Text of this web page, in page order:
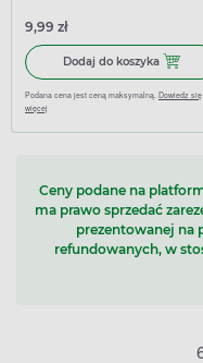
9,99 zł
Dodaj do koszyka Dodaj
Podana cena jest ceną maksymalną. Dowiedz się
więcej
Ceny podane na
ma prawo sprzedać
prezentowanej na
refundowanych, w